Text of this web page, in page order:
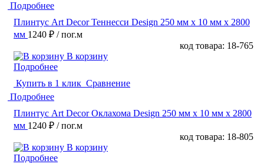
Подробнее
Плинтус Art Decor Теннесси Design 250 мм х 10 мм х 2800
мм 1240 ₽ / пог.м
код товара: 18-765
В корзину
Подробнее
Купить в 1 клик Сравнение
Подробнее
Плинтус Art Decor Оклахома Design 250 мм х 10 мм х 2800
мм 1240 ₽ / пог.м
код товара: 18-805
В корзину
Подробнее